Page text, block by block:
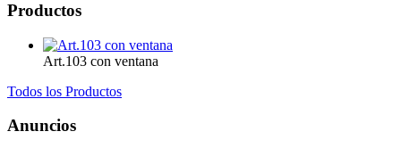
Productos
Art.103 con ventana
Todos los Productos
Anuncios